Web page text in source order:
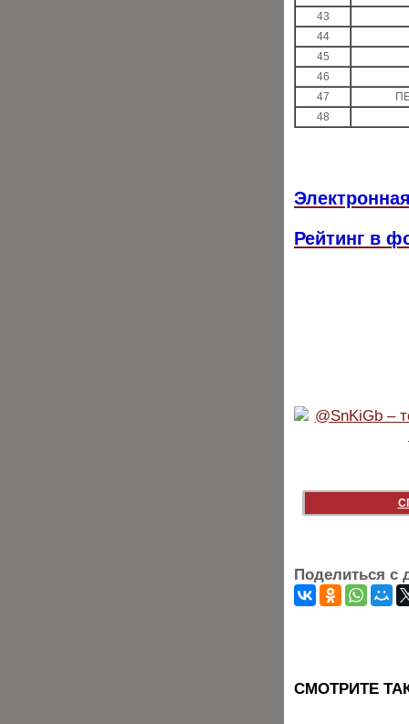
43
44
45
46
47
48
Рейтинг в
Поделиться с
CМОТРИТЕ